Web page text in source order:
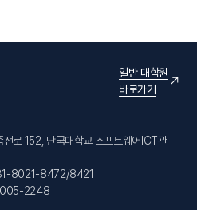
일반 대학원
바로가기
로 152, 단국대학교 소프트웨어ICT관
8021-8472/8421
2248